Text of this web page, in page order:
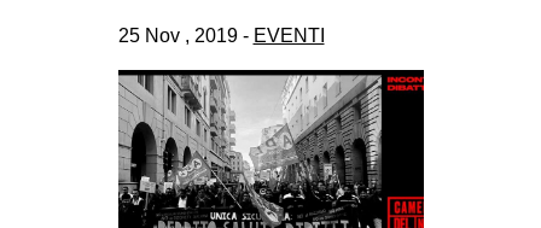
25 Nov , 2019 - EVENTI